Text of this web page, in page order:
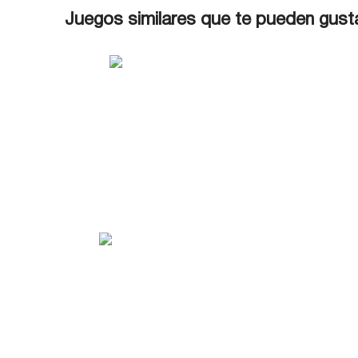
Juegos similares que te pueden